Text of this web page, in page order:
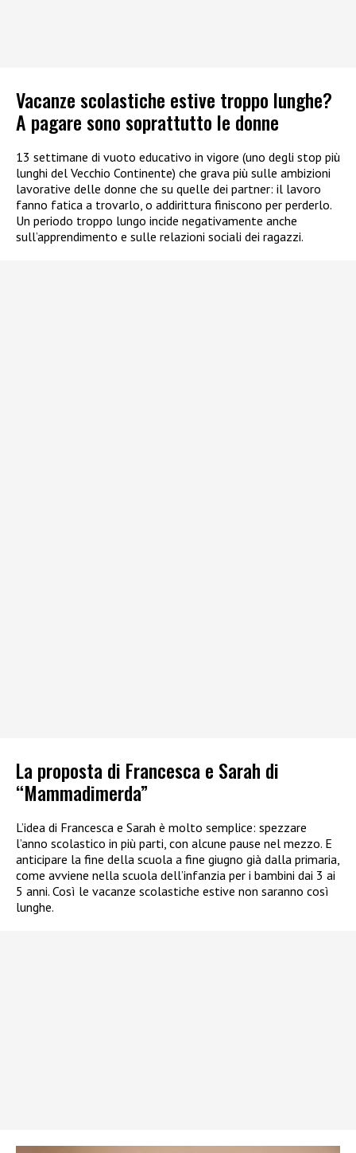
Vacanze scolastiche estive troppo lunghe?
A pagare sono soprattutto le donne
13 settimane di vuoto educativo in vigore (uno degli stop più
lunghi del Vecchio Continente) che grava più sulle ambizioni
lavorative delle donne che su quelle dei partner: il lavoro
fanno fatica a trovarlo, o addirittura finiscono per perderlo.
Un periodo troppo lungo incide negativamente anche
sull’apprendimento e sulle relazioni sociali dei ragazzi.
La proposta di Francesca e Sarah di
“Mammadimerda”
L’idea di Francesca e Sarah è molto semplice: spezzare
l’anno scolastico in più parti, con alcune pause nel mezzo. E
anticipare la fine della scuola a fine giugno già dalla primaria,
come avviene nella scuola dell’infanzia per i bambini dai 3 ai
5 anni. Così le vacanze scolastiche estive non saranno così
lunghe.